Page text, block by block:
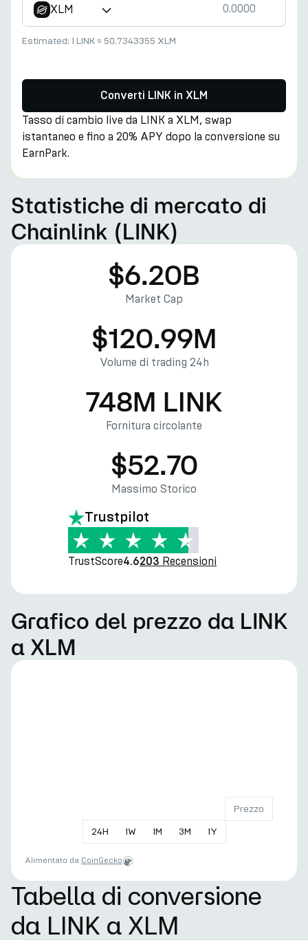
XLM
Estimated: 1 LINK ≈ 50.7343355 XLM
Converti LINK in XLM
Tasso di cambio live da LINK a XLM, swap
istantaneo e fino a 20% APY dopo la conversione su
EarnPark.
Statistiche di mercato di
Chainlink (LINK)
$6.20B
Market Cap
$120.99M
Volume di trading 24h
748M LINK
Fornitura circolante
$52.70
Massimo Storico
Trustpilot
TrustScore4.6203 Recensioni
Grafico del prezzo da LINK
a XLM
24H 1W 1M 3M 1Y
Prezzo
Alimentato da CoinGecko
Tabella di conversione
da LINK a XLM